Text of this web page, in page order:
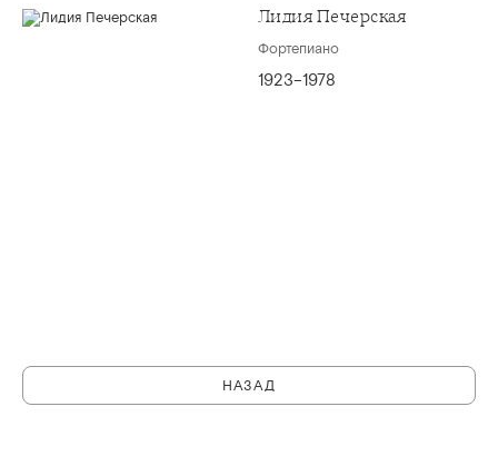
Лидия Печерская
Фортепиано
1923–1978
НАЗАД